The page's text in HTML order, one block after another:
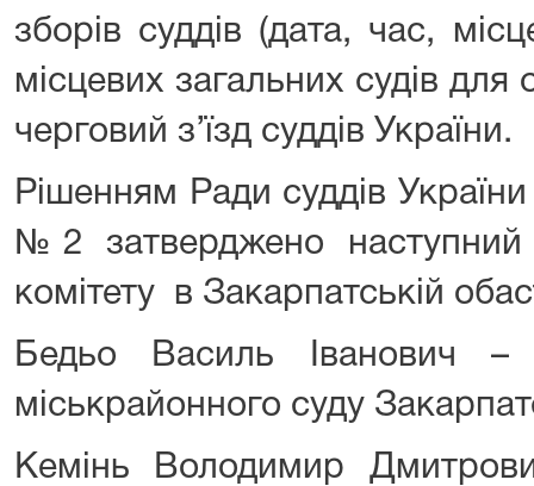
зборів суддів (дата, час,
місцевих загальних судів для
черговий з’їзд суддів України.
Рішенням Ради суддів
№2 затверджено наступний
комітету в Закарпатській
Бедьо Василь Іванович –
міськрайонного суду
Кемінь Володимир